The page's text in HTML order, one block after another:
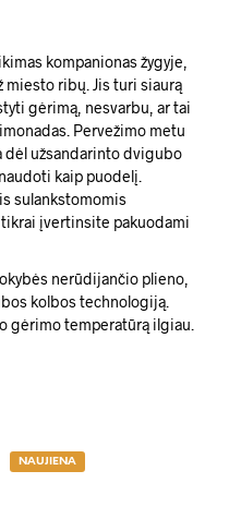
kompanionas žygyje,
ribų. Jis turi siaurą
gėrimą, nesvarbu, ar tai
Pervežimo metu
dėl užsandarinto dvigubo
kaip puodelį.
sulankstomomis
įvertinsite pakuodami
nerūdijančio plieno,
kolbos technologiją.
gėrimo temperatūrą ilgiau.
NAUJIENA